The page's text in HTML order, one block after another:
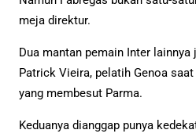
meja direktur.
Dua mantan pemain Inter lainnya
Patrick Vieira, pelatih Genoa
yang membesut Parma.
Keduanya dianggap punya